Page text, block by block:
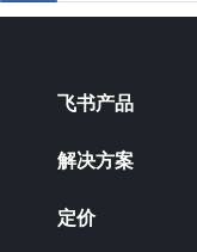
飞书产品
解决方案
定价